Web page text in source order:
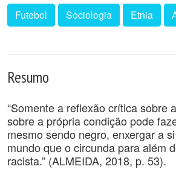
Futebol Sociologia Etnia
Resumo
“Somente a reflexão crítica sobre
sobre a própria condição pode
mesmo sendo negro, enxergar a
mundo que o circunda para além
racista.” (ALMEIDA, 2018, p. 53).